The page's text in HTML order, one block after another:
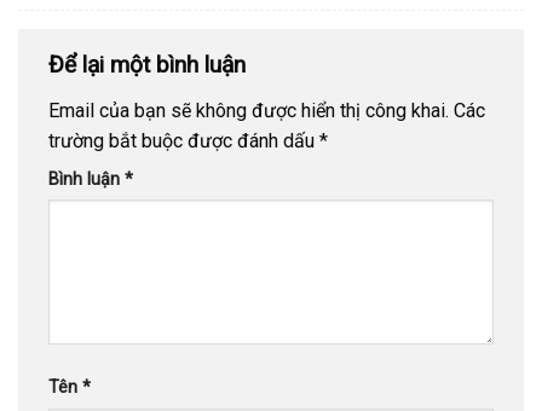
Để lại một bình luận
Email của bạn sẽ không được hiển thị công khai. Các
trường bắt buộc được đánh dấu *
Bình luận *
Tên *